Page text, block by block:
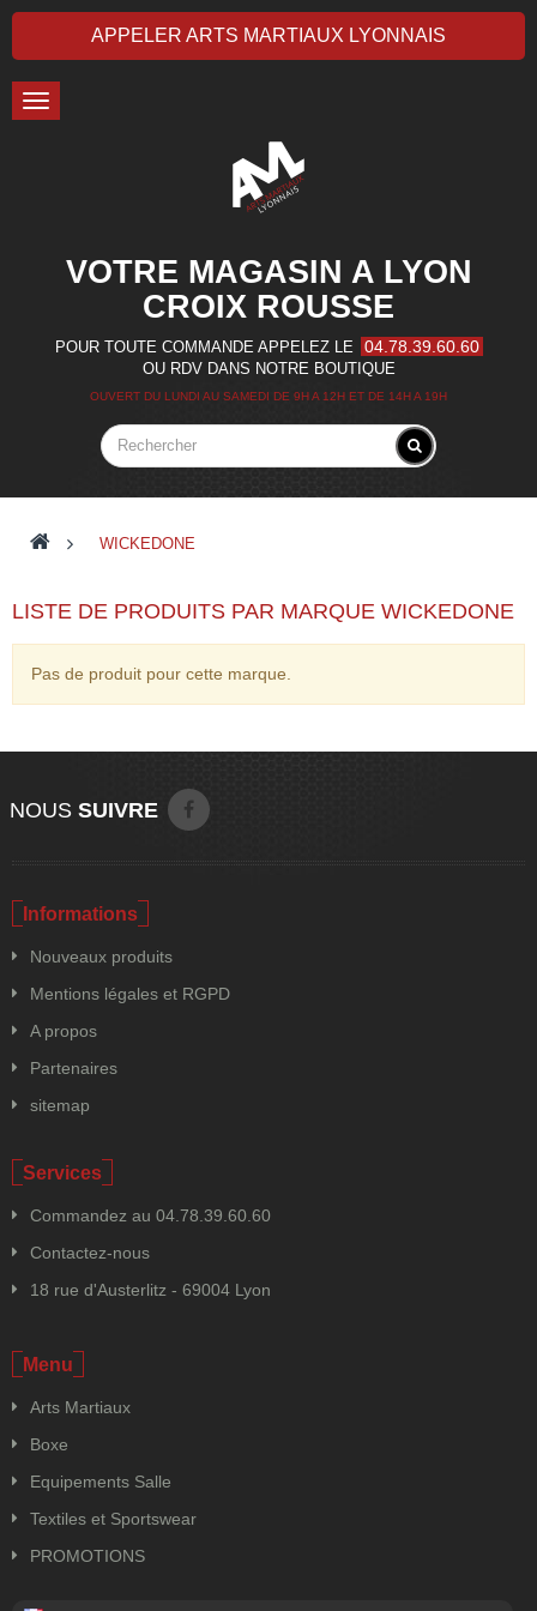
APPELER ARTS MARTIAUX LYONNAIS
Toggle
navigation
VOTRE MAGASIN A LYON
CROIX ROUSSE
POUR TOUTE COMMANDE APPELEZ LE 04.78.39.60.60
OU RDV DANS NOTRE BOUTIQUE
OUVERT DU LUNDI AU SAMEDI DE 9H A 12H ET DE 14H A 19H
> WICKEDONE
LISTE DE PRODUITS PAR MARQUE WICKEDONE
Pas de produit pour cette marque.
SUIVRE
NOUS
Informations
Nouveaux produits
Mentions légales et RGPD
A propos
Partenaires
sitemap
Services
Commandez au 04.78.39.60.60
Contactez-nous
18 rue d'Austerlitz - 69004 Lyon
Menu
Arts Martiaux
Boxe
Equipements Salle
Textiles et Sportswear
PROMOTIONS